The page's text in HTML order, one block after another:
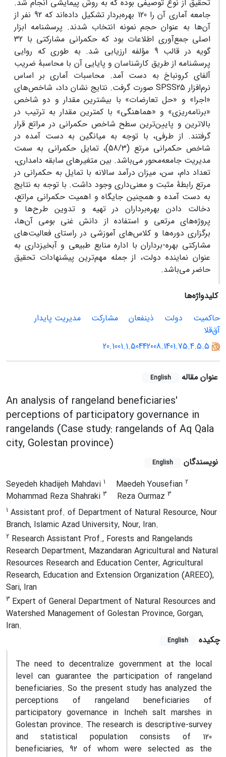
تحقیق از نوع توصیفی بوده که به روش پیمایشی انجام شد.
جامعه آماری آن را 120 بهره‌بردار تشکیل داده‌اند که 92 نفر از
آن‌ها به عنوان حجم نمونه انتخاب شدند. پرسشنامه ابزار
اصلی جمع‌آوری اطلاعات بود که حکمرانی مشارکتی با 32
گویه در قالب 9 مؤلفه ارزیابی شد. به طوری که روایی
پرسشنامه از طریق کارشناسان و پایایی آن با محاسبۀ ضریب
آلفای کرونباخ به دست آمد. محاسبات آماری بر اساس
نرم‌افزار SPSS25 صورت گرفت. نتایج نشان داد، شاخص‌های
«اجرا» و «حل تعارضات» با بیشترین مقدار و دو شاخص
«برنامه‌ریزی» و «هماهنگی» با کمترین مقدار به ترتیب در
بالاترین و پایین‌ترین سطح شاخص حکمرانی در مراتع قرار
گرفتند. از طرفی، با توجه به میانگین به دست آمده در
شاخص حکمرانی مرتع (58/3)، تمایل حکمرانی به سمت
مدیریت جامعه‌محور می‌باشد. بین متغیرهای سابقه دامداری،
تعداد دام، سن، میزان درآمد سالانه با تمایل به حکمرانی در
مرتع رابطۀ مثبت و معنی‌داری وجود داشت. با توجه به نتایج
به دست آمده و همچنین جایگاه و اهمیت حکمرانی مراتع،
دخالت دادن بهره‌برداران در تهیه و تدوین طرح‌ها و
پروژه‌های مرتعی و استفاده از دانش غنی بومی آن‌ها،
برگزاری دوره‌ها و کلاس‌های آموزشی در راستای فعالیت‌های
مشارکتی بهره-برداران با اداره منابع طبیعی و آبخیزداری به
عنوان نماینده دولت، از جمله مهم‌ترین پیشنهادات تحقیق
حاضر می‌باشد.
کلیدواژه‌ها
حاکمیت
دولت ذینفعان مشارکت
مدیریت پایدار
آق‌قلا
20.1001.1.50442008.1401.75.4.5.5
عنوان مقاله English
An analysis of rangeland beneficiaries'
perceptions of participatory governance in
rangelands (Case study: rangelands of Aq Qala
city, Golestan province)
نویسندگان English
Seyedeh khadijeh Mahdavi 1 Maedeh Yousefian 2
Mohammad Reza Shahraki 3 Reza Ourmaz 3
1 Assistant prof. of Department of Natural Resource, Nour
Branch, Islamic Azad University, Nour, Iran.
2 Research Assistant Prof., Forests and Rangelands
Research Department, Mazandaran Agricultural and Natural
Resources Research and Education Center, Agricultural
Research, Education and Extension Organization (AREEO),
Sari, Iran
3 Expert of General Department of Natural Resources and
Watershed Management of Golestan Province, Gorgan,
Iran.
چکیده
English
The need to decentralize government at the local
level can guarantee the participation of rangeland
beneficiaries. So the present study has analyzed the
perceptions of rangeland beneficiaries of
participatory governance in Incheh salt marshes in
Golestan province. The research is descriptive-survey
and statistical population consists of 120
beneficiaries, 92 of whom were selected as the